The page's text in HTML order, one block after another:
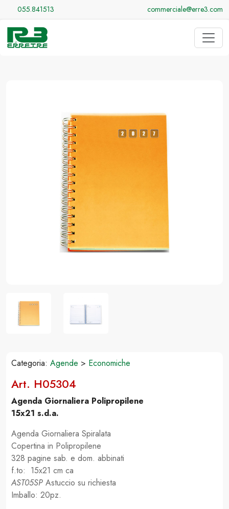
055.841513 commerciale@erre3.com
Categoria: Agende > Economiche
Art. H05304
Agenda Giornaliera Polipropilene
15x21 s.d.a.
Agenda Giornaliera Spiralata
Copertina in Polipropilene
328 pagine sab. e dom. abbinati
f.to: 15x21 cm ca
AST05SP Astuccio su richiesta
Imballo: 20pz.